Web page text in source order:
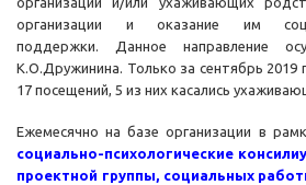
организации и оказание им
поддержки. Данное направление
К.О.Дружинина. Только за сентябрь 2019
17 посещений, 5 из них касались
Ежемесячно на базе организации в
социально-психологические
проектной группы, социальных